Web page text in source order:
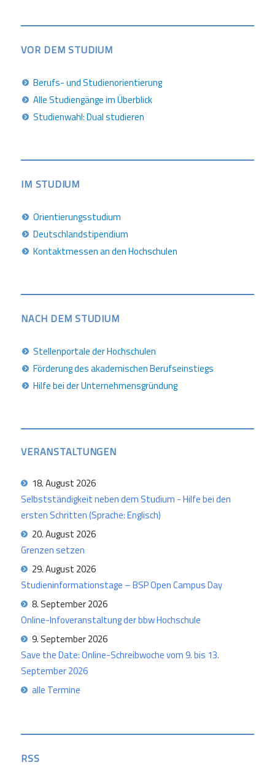
VOR DEM STUDIUM
Berufs- und Studienorientierung
Alle Studiengänge im Überblick
Studienwahl: Dual studieren
IM STUDIUM
Orientierungsstudium
Deutschlandstipendium
Kontaktmessen an den Hochschulen
NACH DEM STUDIUM
Stellenportale der Hochschulen
Förderung des akademischen Berufseinstiegs
Hilfe bei der Unternehmensgründung
VERANSTALTUNGEN
18. August 2026
Selbstständigkeit neben dem Studium - Hilfe bei den
ersten Schritten (Sprache: Englisch)
20. August 2026
Grenzen setzen
29. August 2026
Studieninformationstage – BSP Open Campus Day
8. September 2026
Online-Infoveranstaltung der bbw Hochschule
9. September 2026
Save the Date: Online-Schreibwoche vom 9. bis 13.
September 2026
alle Termine
RSS